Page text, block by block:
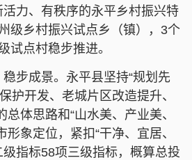
力、有秩序的永平乡村振兴特
级乡村振兴试点乡（镇），3个
试点村稳步推进。
成景。永平县坚持“规划先
护开发、老城片区改造提升、
总体思路和“山水美、产业美、
形象定位，紧扣“干净、宜居、
指标58项三级指标，概算总投